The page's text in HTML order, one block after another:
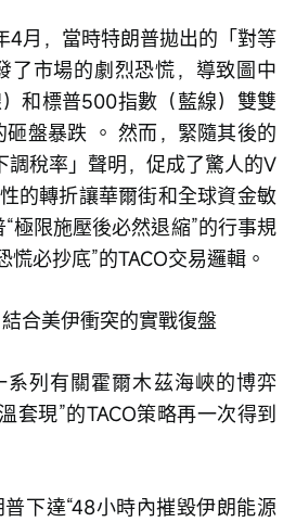
4月，當時特朗普拋出的「對等
了市場的劇烈恐慌，導致圖中
和標普500指數（藍線）雙雙
盤暴跌 。 然而，緊隨其後的
調稅率」聲明，促成了驚人的V
的轉折讓華爾街和全球資金敏
極限施壓後必然退縮”的行事規
慌必抄底”的TACO交易邏輯。
合美伊衝突的實戰復盤
列有關霍爾木茲海峽的博弈
套現”的TACO策略再一次得到